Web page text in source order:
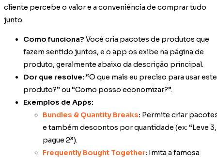
cliente percebe o valor e a conveniência de comprar tudo
junto.
Como funciona? Você cria pacotes de produtos que
fazem sentido juntos, e o app os exibe na página de
produto, geralmente abaixo da descrição principal.
Dor que resolve: “O que mais eu preciso para usar este
produto?” ou “Como posso economizar?”.
Exemplos de Apps:
Bundles & Quantity Breaks: Permite criar
e também descontos por quantidade (ex: “Leve 3,
pague 2”).
Frequently Bought Together: Imita a famosa